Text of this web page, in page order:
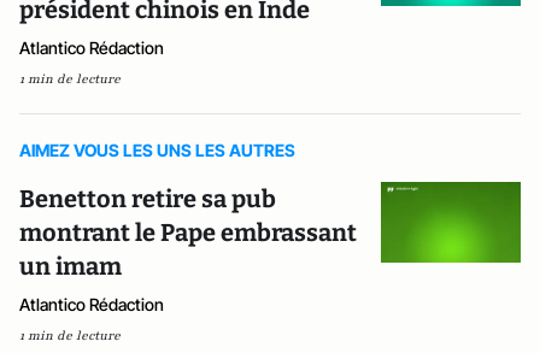
président chinois en Inde
Atlantico Rédaction
1 min de lecture
AIMEZ VOUS LES UNS LES AUTRES
Benetton retire sa pub
montrant le Pape embrassant
un imam
Atlantico Rédaction
1 min de lecture